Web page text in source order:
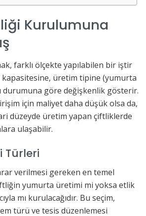
Kurulumuna
farklı ölçekte yapılabilen bir iştir
üretim tipine (yumurta
durumuna göre değişkenlik gösterir.
için maliyet daha düşük olsa da,
düzeyde üretim yapan çiftliklerde
ulaşabilir.
Türleri
verilmesi gereken en temel
yumurta üretimi mi yoksa etlik
mı kurulacağıdır. Bu seçim,
türü ve tesis düzenlemesi